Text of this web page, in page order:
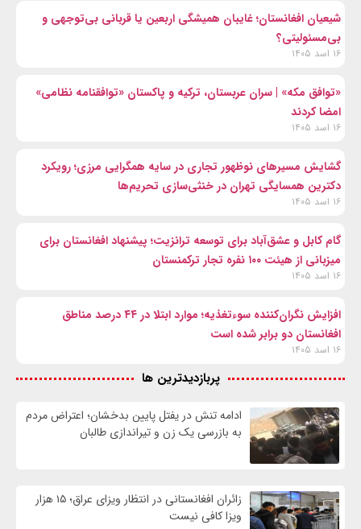
شیعیان افغانستان؛ غایبان همیشگی اربعین یا قربانی بی‌توجهی و
بی‌مسئولیتی؟
۱۶ اسد ۱۴۰۵
«توافق مکه» | سران عربستان، ترکیه و پاکستان «توافقنامه نظامی»
امضا کردند
۱۶ اسد ۱۴۰۵
گشایش مسیرهای نوظهور تجاری در سایه همگرایی مرزی؛ رویکرد
دکترین همسایگی تهران در خنثی‌سازی تحریم‌ها
۱۶ اسد ۱۴۰۵
گام کابل و عشق‌آباد برای توسعه ترانزیت؛ پیشنهاد افغانستان برای
میزبانی از هیئت ۱۰۰ نفره تجار ترکمنستان
۱۶ اسد ۱۴۰۵
افزایش نگران‌کننده سوءتغذیه؛ موارد ابتلا در ۴۴ درصد مناطق
افغانستان دو برابر شده است
۱۶ اسد ۱۴۰۵
پربازدیدترین ها
ادامه تنش در یفتل پایین بدخشان؛ اعتراض مردم
به بازرسی یک زن و تیراندازی طالبان
زائران افغانستانی در انتظار ویزای عراق؛ ۱۵ هزار
ویزا کافی نیست